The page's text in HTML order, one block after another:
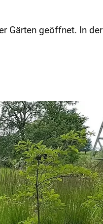
Gärten geöffnet. In der